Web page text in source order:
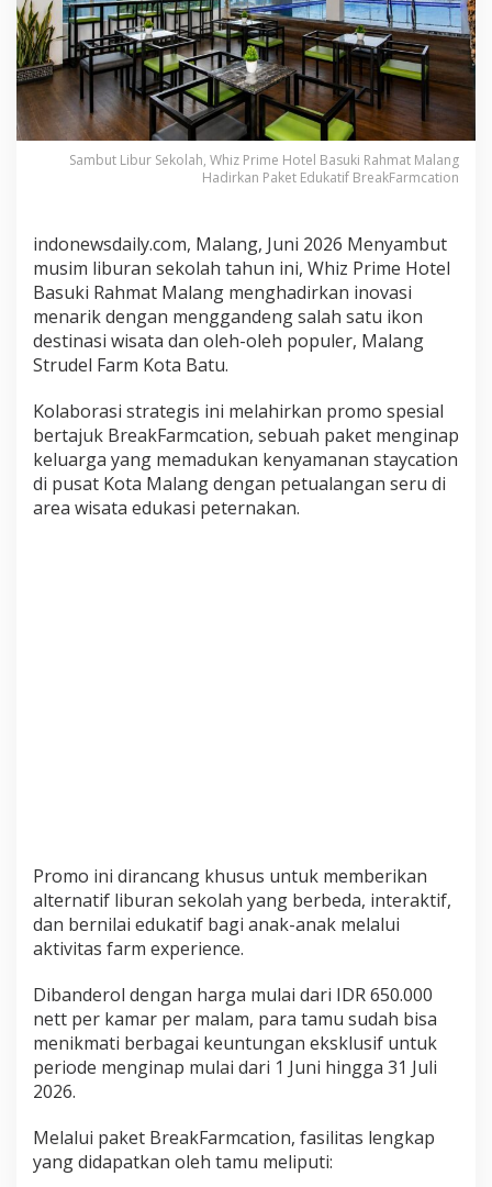
a
h
,
W
h
i
z
P
e
H
o
t
e
l
a
s
u
k
i
R
k
a
n
P
k
e
t
E
a
t
Sambut Libur Sekolah, Whiz Prime Hotel Basuki Rahmat Malang
Hadirkan Paket Edukatif BreakFarmcation
indonewsdaily.com, Malang, Juni 2026 Menyambut
musim liburan sekolah tahun ini, Whiz Prime Hotel
Basuki Rahmat Malang menghadirkan inovasi
menarik dengan menggandeng salah satu ikon
destinasi wisata dan oleh-oleh populer, Malang
Strudel Farm Kota Batu.
Kolaborasi strategis ini melahirkan promo spesial
bertajuk BreakFarmcation, sebuah paket menginap
keluarga yang memadukan kenyamanan staycation
di pusat Kota Malang dengan petualangan seru di
area wisata edukasi peternakan.
Promo ini dirancang khusus untuk memberikan
alternatif liburan sekolah yang berbeda, interaktif,
dan bernilai edukatif bagi anak-anak melalui
aktivitas farm experience.
Dibanderol dengan harga mulai dari IDR 650.000
nett per kamar per malam, para tamu sudah bisa
menikmati berbagai keuntungan eksklusif untuk
periode menginap mulai dari 1 Juni hingga 31 Juli
2026.
Melalui paket BreakFarmcation, fasilitas lengkap
yang didapatkan oleh tamu meliputi: